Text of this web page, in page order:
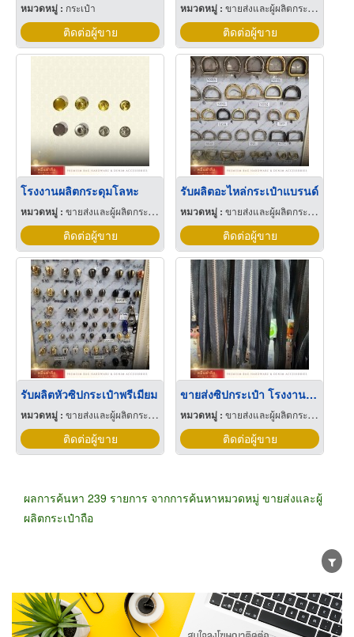
หมวดหมู่ : กระเป๋า
ติดต่อผู้ขาย
หมวดหมู่ :ขายส่งและผู้ผลิตกระเป๋าถือ
ติดต่อผู้ขาย
โรงงานผลิตกระดุมโลหะ
หมวดหมู่ : ขายส่งและผู้ผลิตกระเป๋าถือ
ติดต่อผู้ขาย
รับผลิตอะไหล่กระเป๋าแบรนด์
หมวดหมู่ :ขายส่งและผู้ผลิตกระเป๋าถือ
ติดต่อผู้ขาย
รับผลิตหัวซิปกระเป๋าพรีเมียม
หมวดหมู่ : ขายส่งและผู้ผลิตกระเป๋าถือ
ติดต่อผู้ขาย
ขายส่งซิปกระเป๋า โรงงานผลิตซิปกระเป๋า
หมวดหมู่ :ขายส่งและผู้ผลิตกระเป๋าถือ
ติดต่อผู้ขาย
ผลการค้นหา 239 รายการ จากการค้นหาหมวดหมู่ ขายส่งและผู้
ผลิตกระเป๋าถือ
ขายส่ง ขายปลีก ผู้ผลิต
ตัวแทนจัดจำหน่าย